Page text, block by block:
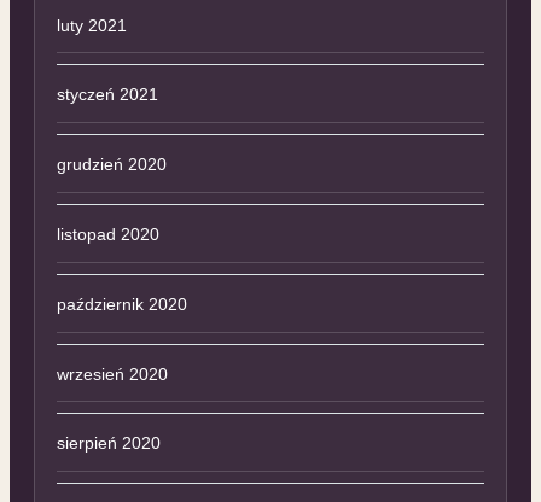
luty 2021
styczeń 2021
grudzień 2020
listopad 2020
październik 2020
wrzesień 2020
sierpień 2020